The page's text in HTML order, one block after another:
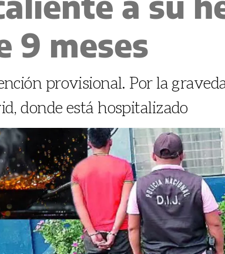
9 meses
provisional. Por la
donde está hospitalizado